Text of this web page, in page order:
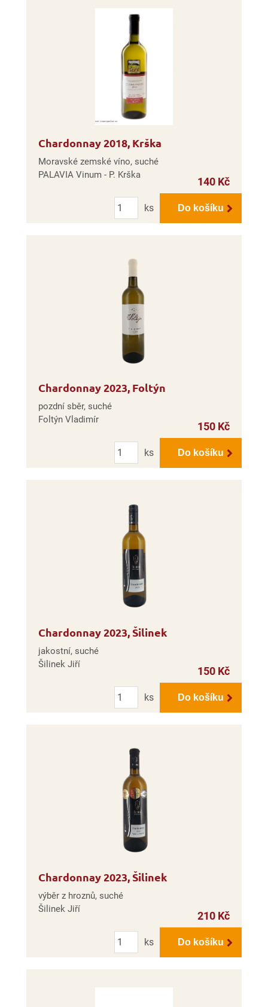
Chardonnay 2018, Krška
Moravské zemské víno, suché
PALAVIA Vinum - P. Krška
140 Kč
Počet
ks
Do košíku
Chardonnay 2023, Foltýn
pozdní sběr, suché
Foltýn Vladimír
150 Kč
Počet
ks
Do košíku
Chardonnay 2023, Šilinek
jakostní, suché
Šilinek Jiří
150 Kč
Počet
ks
Do košíku
Chardonnay 2023, Šilinek
výběr z hroznů, suché
Šilinek Jiří
210 Kč
Počet
ks
Do košíku